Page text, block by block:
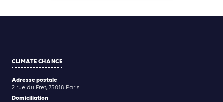
CLIMATE CHANCE
Adresse postale
2 rue du Fret, 75018 Paris
Domiciliation